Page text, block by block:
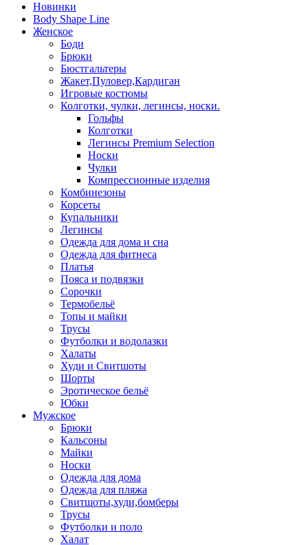
Новинки
Body Shape Line
Женское
Боди
Брюки
Бюстгальтеры
Жакет,Пуловер,Кардиган
Игровые костюмы
Колготки, чулки, легинсы, носки.
Гольфы
Колготки
Легинсы Premium Selection
Носки
Чулки
Компрессионные изделия
Комбинезоны
Корсеты
Купальники
Легинсы
Одежда для дома и сна
Одежда для фитнеса
Платья
Пояса и подвязки
Сорочки
Термобельё
Топы и майки
Трусы
Футболки и водолазки
Халаты
Худи и Свитшоты
Шорты
Эротическое бельё
Юбки
Мужское
Брюки
Кальсоны
Майки
Носки
Одежда для дома
Одежда для пляжа
Свитшоты,худи,бомберы
Трусы
Футболки и поло
Халат